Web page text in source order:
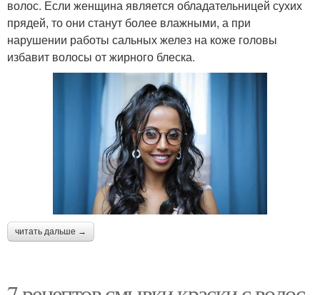
волос. Если женщина является обладательницей сухих
прядей, то они станут более влажными, а при
нарушении работы сальных желез на коже головы
избавит волосы от жирного блеска.
читать дальше →